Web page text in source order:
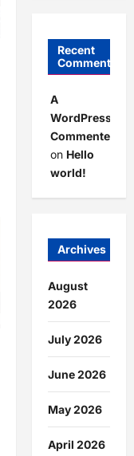
Recent
Comments
A
WordPress
Commenter
on Hello
world!
Archives
August
2026
July 2026
June 2026
May 2026
April 2026